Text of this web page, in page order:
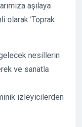
aşılaya
olarak 'Toprak
nesillerin
ve sanatla
izleyicilerden